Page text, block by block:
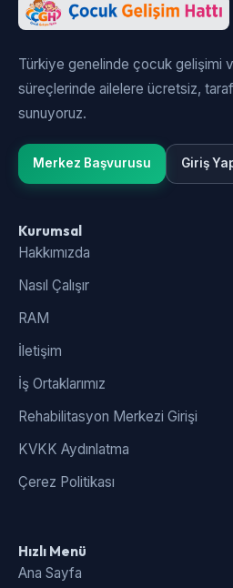
Türkiye genelinde çocuk gelişimi
süreçlerinde ailelere ücretsiz,
sunuyoruz.
Merkez Başvurusu Giriş
Kurumsal
Hakkımızda
Nasıl Çalışır
RAM
İletişim
İş Ortaklarımız
Rehabilitasyon Merkezi Girişi
KVKK Aydınlatma
Çerez Politikası
Hızlı Menü
Ana Sayfa